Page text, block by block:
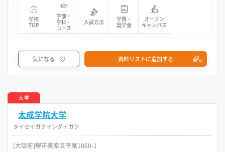
学校
TOP
学部・
学科・
コース
入試方法
学費・
奨学金
オープン
キャンパス
気になる 資料リストに追加する
大学
太成学院大学
タイセイガクインダイガク
[大阪府]堺市美原区平尾1060-1